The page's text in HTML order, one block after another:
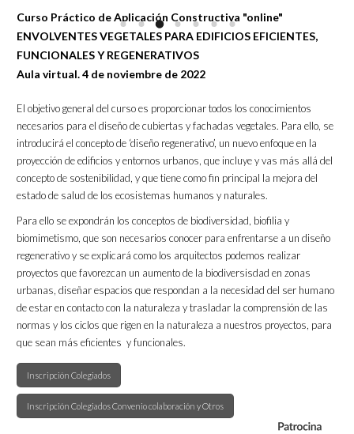
Curso Práctico de Aplicación Constructiva "online"
ENVOLVENTES VEGETALES PARA EDIFICIOS EFICIENTES,
FUNCIONALES Y REGENERATIVOS
Aula virtual. 4 de noviembre de 2022
El objetivo general del curso es proporcionar todos los conocimientos
necesarios para el diseño de cubiertas y fachadas vegetales. Para ello, se
introducirá el concepto de ‘diseño regenerativo’, un nuevo enfoque en la
proyección de edificios y entornos urbanos, que incluye y vas más allá del
concepto de sostenibilidad, y que tiene como fin principal la mejora del
estado de salud de los ecosistemas humanos y naturales.
Para ello se expondrán los conceptos de biodiversidad, biofilia y
biomimetismo, que son necesarios conocer para enfrentarse a un diseño
regenerativo y se explicará como los arquitectos podemos realizar
proyectos que favorezcan un aumento de la biodiversisdad en zonas
urbanas, diseñar espacios que respondan a la necesidad del ser humano
de estar en contacto con la naturaleza y trasladar la comprensión de las
normas y los ciclos que rigen en la naturaleza a nuestros proyectos, para
que sean más eficientes y funcionales.
Inscripción Colegiados
Inscripción Colegiados Convenio colaboración y Otros